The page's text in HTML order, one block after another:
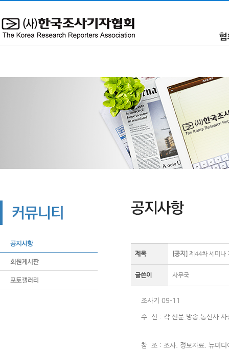
제목 [공지] 제44차 세미나
글쓴이 사무국
조사기 09-
수 신 : 각 신문.방송.통신사 사
참 조 : 조사. 정보자료. 뉴미디